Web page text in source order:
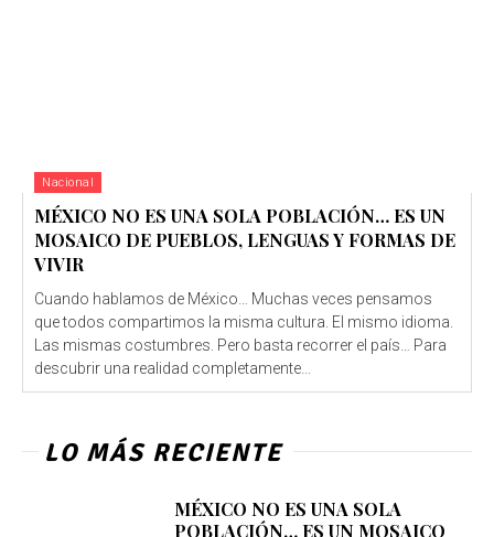
Nacional
MÉXICO NO ES UNA SOLA POBLACIÓN… ES UN
MOSAICO DE PUEBLOS, LENGUAS Y FORMAS DE
VIVIR
Cuando hablamos de México… Muchas veces pensamos
que todos compartimos la misma cultura. El mismo idioma.
Las mismas costumbres. Pero basta recorrer el país… Para
descubrir una realidad completamente...
LO MÁS RECIENTE
MÉXICO NO ES UNA SOLA
POBLACIÓN… ES UN MOSAICO